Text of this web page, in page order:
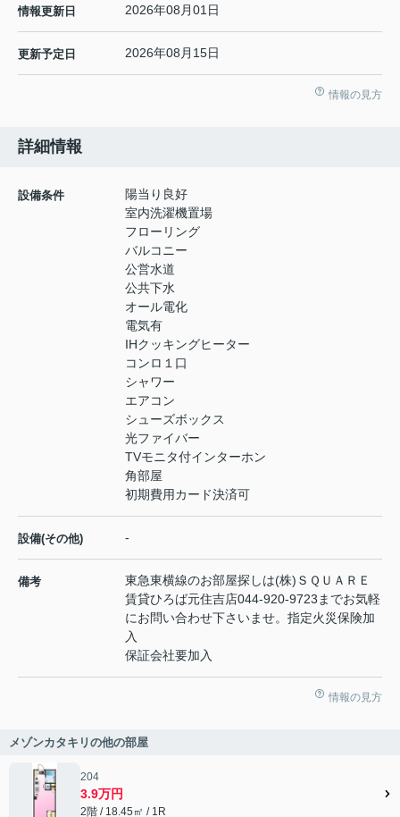
情報更新日 2026年08月01日
更新予定日 2026年08月15日
情報の見方
詳細情報
設備条件
陽当り良好
室内洗濯機置場
フローリング
バルコニー
公営水道
公共下水
オール電化
電気有
IHクッキングヒーター
コンロ１口
シャワー
エアコン
シューズボックス
光ファイバー
TVモニタ付インターホン
角部屋
初期費用カード決済可
設備(その他) -
備考
東急東横線のお部屋探しは(株)ＳＱＵＡＲＥ
賃貸ひろば元住吉店044-920-9723までお気軽
にお問い合わせ下さいませ。指定火災保険加
入
保証会社要加入
情報の見方
メゾンカタキリの他の部屋
204
3.9万円
2階 / 18.45㎡ / 1R